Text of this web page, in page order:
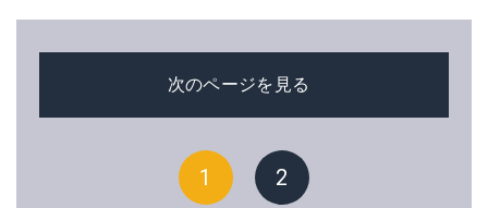
次のページを見る
1 2